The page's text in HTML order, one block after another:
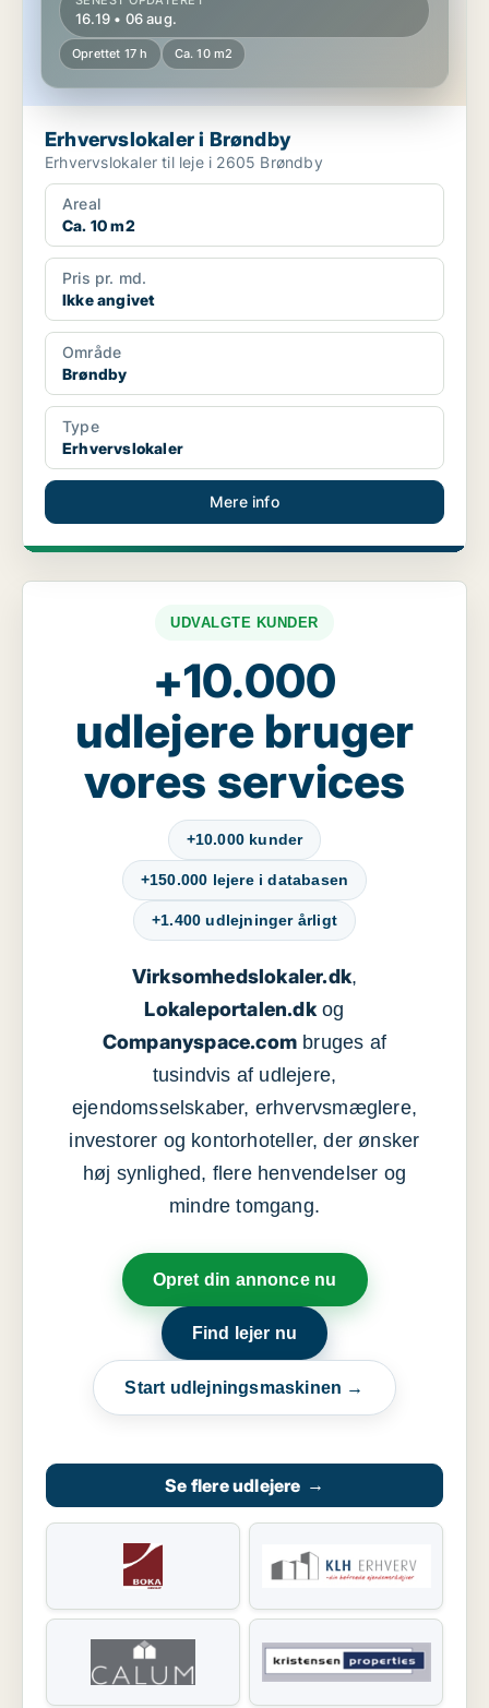
16.19 • 06 aug.
Oprettet 17 h Ca. 10 m2
Erhvervslokaler i Brøndby
Erhvervslokaler til leje i 2605 Brøndby
Areal
Ca. 10 m2
Pris pr. md.
Ikke angivet
Område
Brøndby
Type
Erhvervslokaler
Mere info
UDVALGTE KUNDER
+10.000
udlejere bruger
vores services
+10.000 kunder
+150.000 lejere i databasen
+1.400 udlejninger årligt
Virksomhedslokaler.dk,
Lokaleportalen.dkog
Companyspace.com bruges af
tusindvis af udlejere,
ejendomsselskaber, erhvervsmæglere,
investorer og kontorhoteller, der ønsker
høj synlighed, flere henvendelser og
mindre tomgang.
Opret din annonce nu
Find lejer nu
Start udlejningsmaskinen →
Se flere udlejere →